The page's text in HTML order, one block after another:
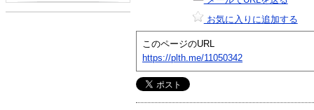
お気に入りに追加する
このページのURL
https://plth.me/11050342